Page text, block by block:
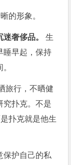
的形象。
奢侈品。
生
睡早起，保持
旅行，不晒健
究扑克。不是
扑克就是他生
保护自己的私